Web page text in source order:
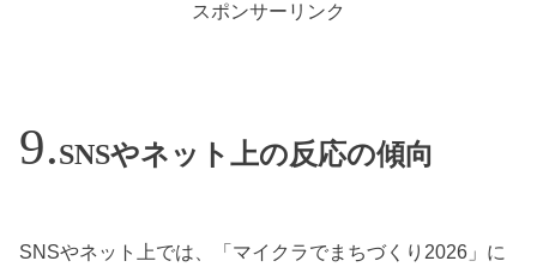
スポンサーリンク
SNSやネット上の反応の傾向
SNSやネット上では、「マイクラでまちづくり2026」に